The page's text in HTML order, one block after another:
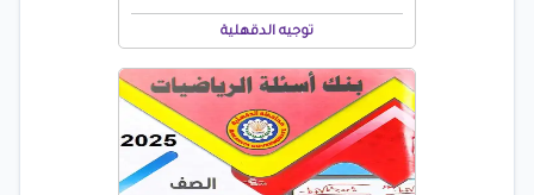
توجيه الدقهلية